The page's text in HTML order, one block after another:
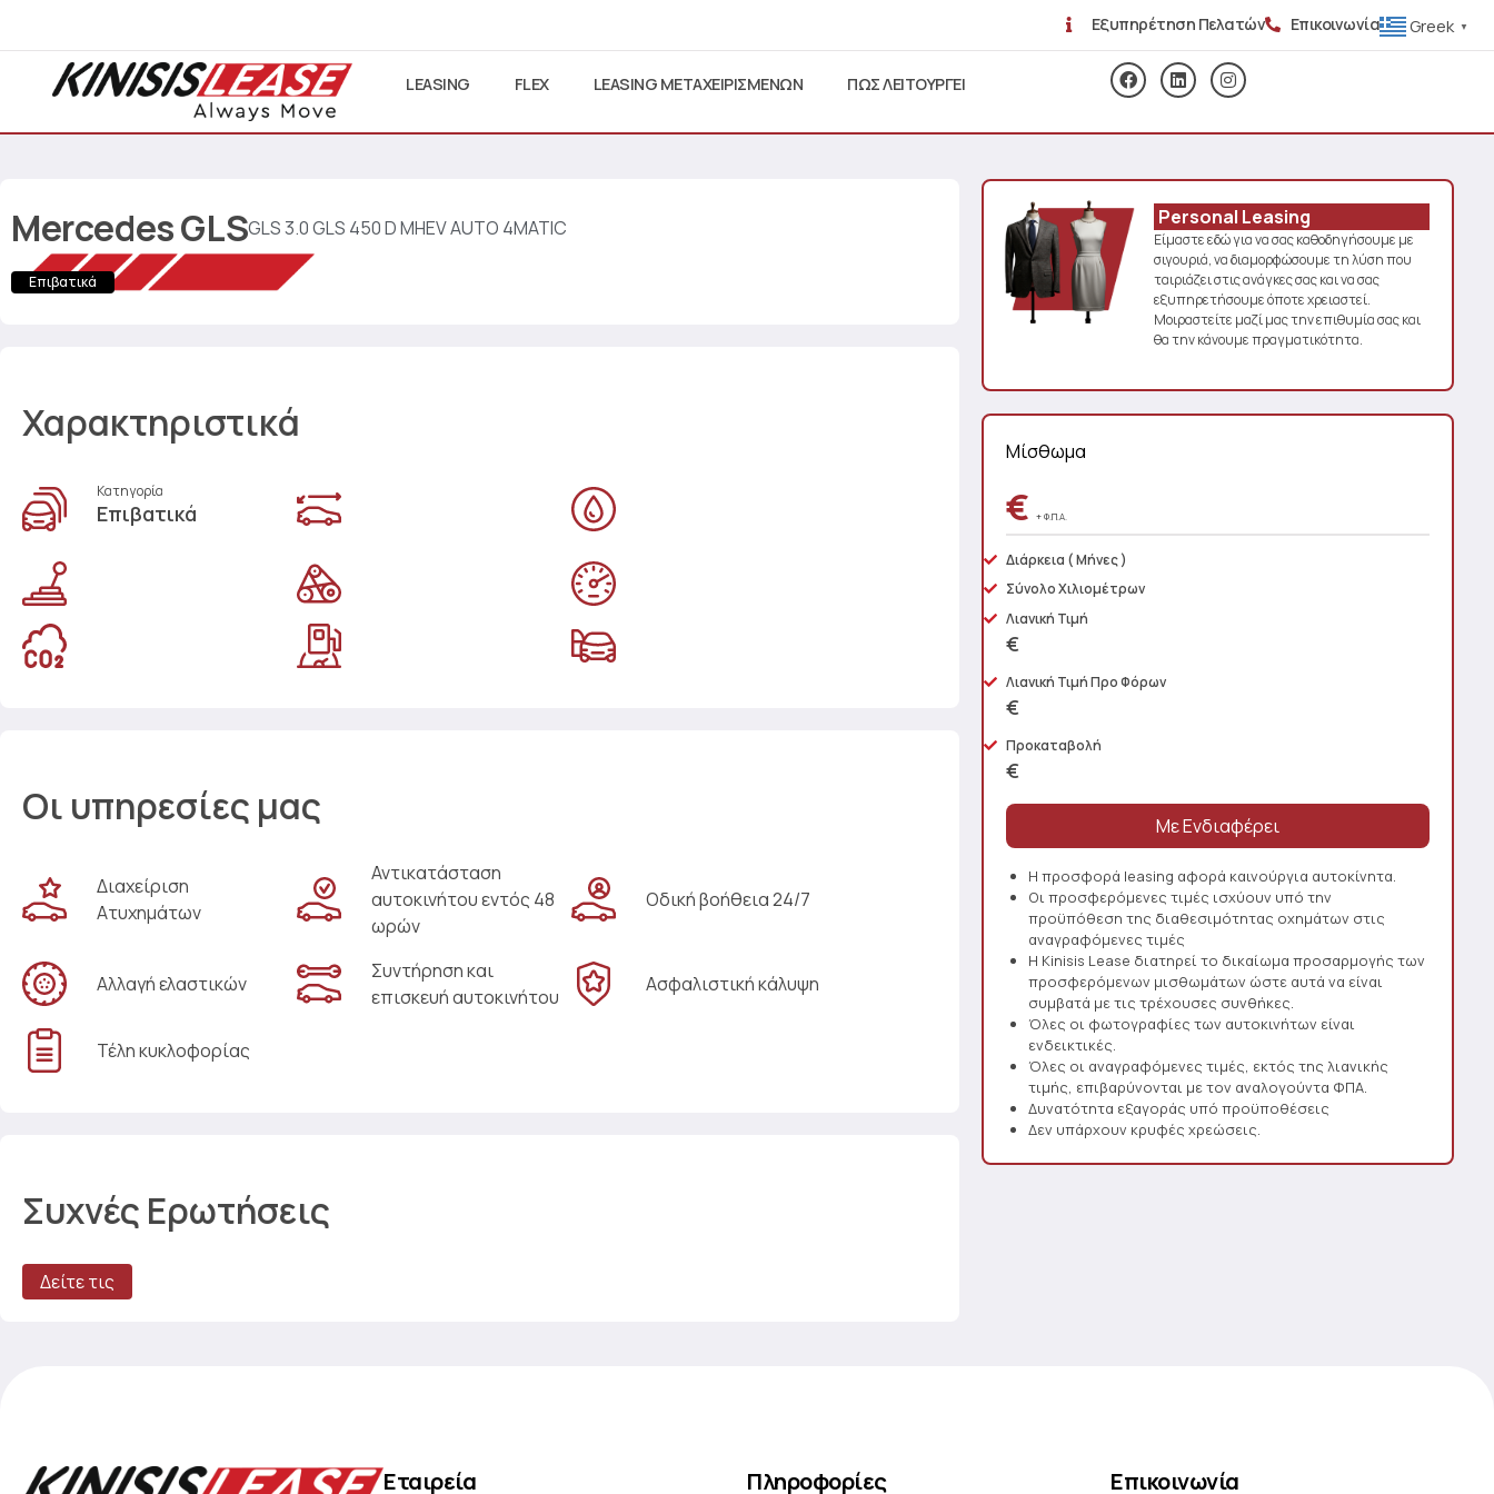
Εξυπηρέτηση Πελατών Επικοινωνία Greek ▼
LEASING FLEX LEASING ΜΕΤΑΧΕΙΡΙΣΜΕΝΩΝ ΠΩΣ ΛΕΙΤΟΥΡΓΕΙ
MercedesGLSGLS 3.0 GLS 450 D MHEV AUTO 4MATIC
Επιβατικά
Χαρακτηριστικά
Κατηγορία
Επιβατικά
Οι υπηρεσίες μας
Διαχείριση
Ατυχημάτων
Αντικατάσταση
αυτοκινήτου εντός 48
ωρών
Οδική βοήθεια 24/7
Αλλαγή ελαστικών
Συντήρηση και
επισκευή αυτοκινήτου
Ασφαλιστική κάλυψη
Τέλη κυκλοφορίας
Συχνές Ερωτήσεις
Δείτε τις
Personal Leasing
Είμαστε εδώ για να σας καθοδηγήσουμε με
σιγουριά, να διαμορφώσουμε τη λύση που
ταιριάζει στις ανάγκες σας και να σας
εξυπηρετήσουμε όποτε χρειαστεί.
Μοιραστείτε μαζί μας την επιθυμία σας και
θα την κάνουμε πραγματικότητα.
Μίσθωμα
€+ Φ.Π.Α.
Διάρκεια ( Μήνες )
Σύνολο Χιλιομέτρων
Λιανική Τιμή
€
Λιανική Τιμή Προ Φόρων
€
Προκαταβολή
€
Η προσφορά leasing αφορά καινούργια αυτοκίνητα.
Οι προσφερόμενες τιμές ισχύουν υπό την
προϋπόθεση της διαθεσιμότητας οχημάτων στις
αναγραφόμενες τιμές
Η Kinisis Lease διατηρεί το δικαίωμα προσαρμογής των
προσφερόμενων μισθωμάτων ώστε αυτά να είναι
συμβατά με τις τρέχουσες συνθήκες.
Όλες οι φωτογραφίες των αυτοκινήτων είναι
ενδεικτικές.
Όλες οι αναγραφόμενες τιμές, εκτός της λιανικής
τιμής, επιβαρύνονται με τον αναλογούντα ΦΠΑ.
Δυνατότητα εξαγοράς υπό προϋποθέσεις
Δεν υπάρχουν κρυφές χρεώσεις.
Εταιρεία Πληροφορίες Επικοινωνία